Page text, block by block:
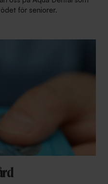
för seniorer.